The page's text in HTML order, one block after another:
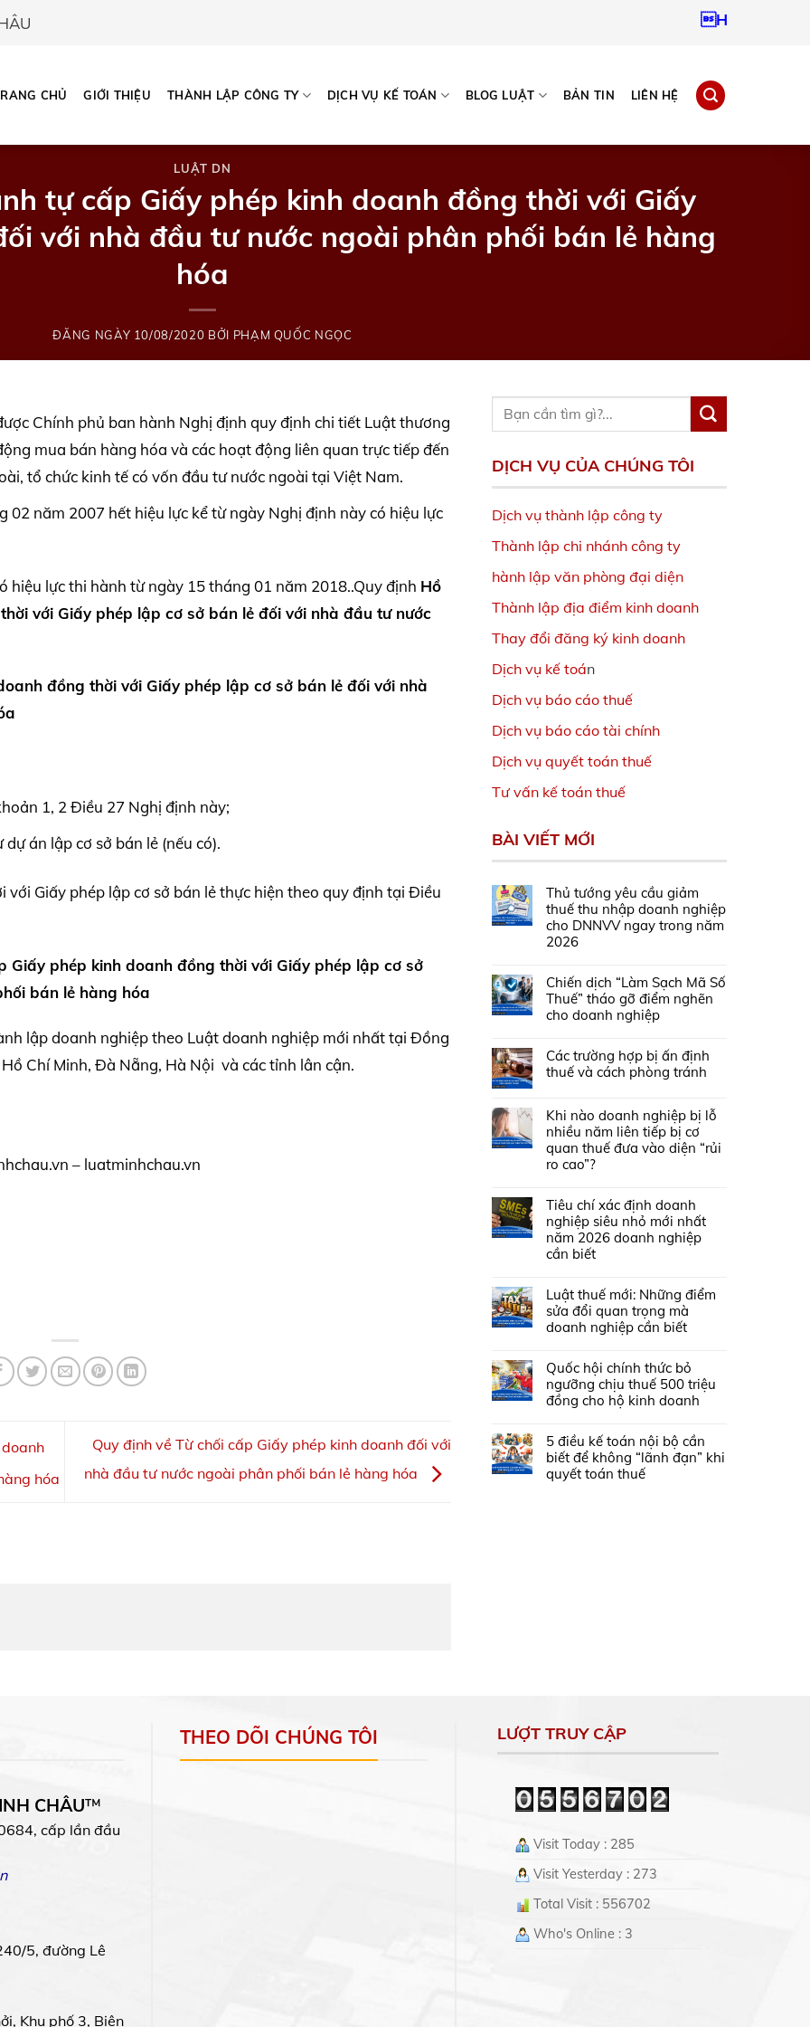
Hotline:
CHỦ GIỚI THIỆU THÀNH LẬP CÔNG TY DỊCH VỤ KẾ TOÁN BLOG LUẬT BẢN TIN LIÊN HỆ
LUẬT DN
tự cấp Giấy phép kinh doanh đồng thời với Giấy
với nhà đầu tư nước ngoài phân phối bán lẻ hàng
hóa
ĐĂNG NGÀY 10/08/2020 BỞI PHẠM QUỐC NGỌC
Chính phủ ban hành Nghị định quy định chi tiết Luật thương
mua bán hàng hóa và các hoạt động liên quan trực tiếp đến
tổ chức kinh tế có vốn đầu tư nước ngoài tại Việt Nam.
năm 2007 hết hiệu lực kể từ ngày Nghị định này có hiệu lực
hiệu lực thi hành từ ngày 15 tháng 01 năm 2018..Quy định Hồ
với Giấy phép lập cơ sở bán lẻ đối với nhà đầu tư nước
đồng thời với Giấy phép lập cơ sở bán lẻ đối với nhà
1, 2 Điều 27 Nghị định này;
án lập cơ sở bán lẻ (nếu có).
Giấy phép lập cơ sở bán lẻ thực hiện theo quy định tại Điều
Giấy phép kinh doanh đồng thời với Giấy phép lập cơ sở
bán lẻ hàng hóa
lập doanh nghiệp theo Luật doanh nghiệp mới nhất tại Đồng
Chí Minh, Đà Nẵng, Hà Nội và các tỉnh lân cận.
– luatminhchau.vn
hóa
Quy định về Từ chối cấp Giấy phép kinh doanh đối với
nhà đầu tư nước ngoài phân phối bán lẻ hàng hóa
DỊCH VỤ CỦA CHÚNG TÔI
Dịch vụ thành lập công ty
Thành lập chi nhánh công ty
hành lập văn phòng đại diện
Thành lập địa điểm kinh doanh
Thay đổi đăng ký kinh doanh
Dịch vụ kế toán
Dịch vụ báo cáo thuế
Dịch vụ báo cáo tài chính
Dịch vụ quyết toán thuế
Tư vấn kế toán thuế
BÀI VIẾT MỚI
Thủ tướng yêu cầu giảm
thuế thu nhập doanh nghiệp
cho DNNVV ngay trong năm
2026
Chiến dịch “Làm Sạch Mã Số
Thuế” tháo gỡ điểm nghẽn
cho doanh nghiệp
Các trường hợp bị ấn định
thuế và cách phòng tránh
Khi nào doanh nghiệp bị lỗ
nhiều năm liên tiếp bị cơ
quan thuế đưa vào diện “rủi
ro cao”?
Tiêu chí xác định doanh
nghiệp siêu nhỏ mới nhất
năm 2026 doanh nghiệp
cần biết
Luật thuế mới: Những điểm
sửa đổi quan trọng mà
doanh nghiệp cần biết
Quốc hội chính thức bỏ
ngưỡng chịu thuế 500 triệu
đồng cho hộ kinh doanh
5 điều kế toán nội bộ cần
biết để không “lãnh đạn” khi
quyết toán thuế
CHÂU™
cấp lần đầu
5, đường Lê
Khu phố 3, Biên
THEO DÕI CHÚNG TÔI LƯỢT TRUY CẬP
Visit Today : 285
Visit Yesterday : 273
Total Visit : 556702
Who's Online : 3